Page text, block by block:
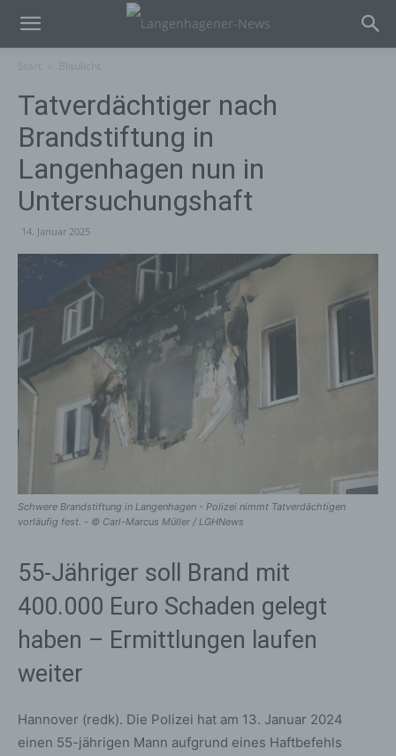
Tatverdächtiger nach
Brandstiftung in
Langenhagen nun in
Untersuchungshaft
14. Januar 2025
Schwere Brandstiftung in Langenhagen - Polizei nimmt Tatverdächtigen
vorläufig fest. - © Carl-Marcus Müller / LGHNews
55-Jähriger soll Brand mit
400.000 Euro Schaden gelegt
haben – Ermittlungen laufen
weiter
Hannover (redk). Die Polizei hat am 13. Januar 2024
einen 55-jährigen Mann aufgrund eines Haftbefehls